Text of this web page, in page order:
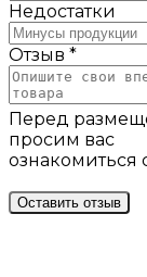
Недостатки
Отзыв *
Перед
просим вас
ознакомиться